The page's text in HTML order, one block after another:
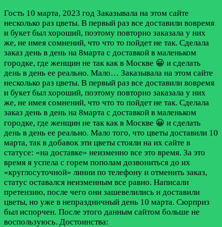
Гость 10 марта, 2023 год Заказывала на этом сайте
несколько раз цветы. В первый раз все доставили вовремя
и букет был хороший, поэтому повторно заказала у них
же, не имея сомнений, что что то пойдет не так. Сделала
заказ день в день на 8марта с доставкой в маленьком
городке, где женщин не так как в Москве 😀 и сделать
день в день ее реально. Мало… Заказывала на этом сайте
несколько раз цветы. В первый раз все доставили вовремя
и букет был хороший, поэтому повторно заказала у них
же, не имея сомнений, что что то пойдет не так. Сделала
заказ день в день на 8марта с доставкой в маленьком
городке, где женщин не так как в Москве 😀 и сделать
день в день ее реально. Мало того, что цветы доставили 10
марта, так в добавок эти цветы стояли на их сайте в
статусе: «на доставке» неизменно все это время. За это
время я успела с горем пополам дозвониться до их
«круглосуточной» линии по телефону и отменить заказ,
статус оставался неизменным все равно. Написали
претензию, после чего они зашевелились и доставили
цветы, но уже в непраздничный день 10 марта. Сюрприз
был испорчен. После этого данным сайтом больше не
воспользуюсь. Достоинства: